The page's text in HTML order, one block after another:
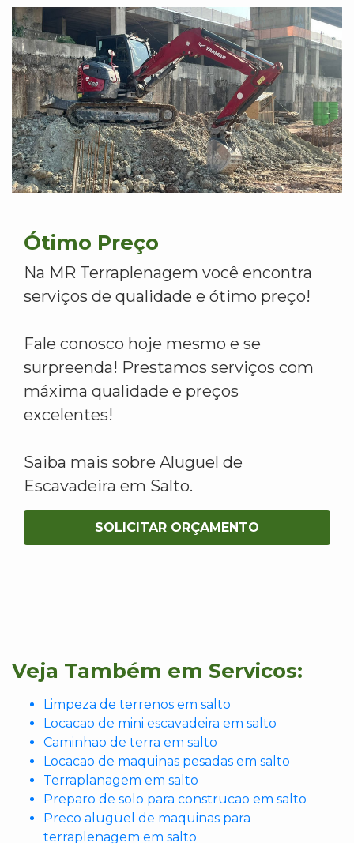
Ótimo Preço
Na MR Terraplenagem você encontra
serviços de qualidade e ótimo preço!
Fale conosco hoje mesmo e se
surpreenda! Prestamos serviços com
máxima qualidade e preços
excelentes!
Saiba mais sobre Aluguel de
Escavadeira em Salto.
SOLICITAR ORÇAMENTO
Veja Também em Servicos:
Limpeza de terrenos em salto
Locacao de mini escavadeira em salto
Caminhao de terra em salto
Locacao de maquinas pesadas em salto
Terraplanagem em salto
Preparo de solo para construcao em salto
Preco aluguel de maquinas para
terraplenagem em salto